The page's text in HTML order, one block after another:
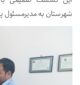
شهرستان به مدیرمسئول